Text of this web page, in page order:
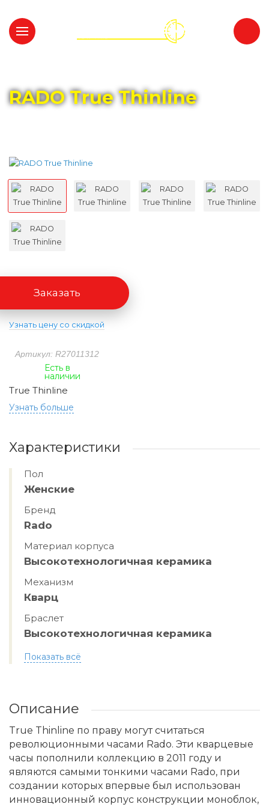
RADO True Thinline
Артикул: R27011312
Есть в
наличии
True Thinline
Узнать больше
Заказать
Узнать цену со скидкой
Характеристики
Пол
Женские
Бренд
Rado
Материал корпуса
Высокотехнологичная керамика
Механизм
Кварц
Браслет
Высокотехнологичная керамика
Показать всё
Описание
True Thinline по праву могут считаться
революционными часами Rado. Эти кварцевые
часы пополнили коллекцию в 2011 году и
являются самыми тонкими часами Rado, при
создании которых впервые был использован
инновационный корпус конструкции моноблок,